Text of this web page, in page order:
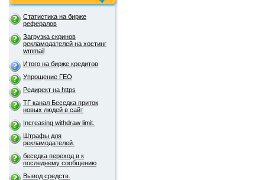
Статистика на бирже
рефералов
Загрузка скринов
рекламодателей на хостинг
wmmail
Итого на бирже кредитов
Упрощение ГЕО
Редирект на https
ТГ канал Беседка приток
новых людей в сайт
Increasing withdraw limit.
Штрафы для
рекламодателей.
беседка переход в к
последнему сообщению
Вывод средств.